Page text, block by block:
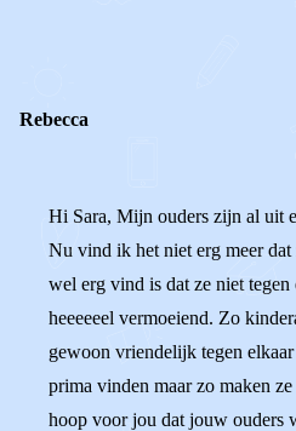
Rebecca
Hi Sara, Mijn ouders zijn al uit
Nu vind ik het niet erg meer
wel erg vind is dat ze niet
heeeeeel vermoeiend. Zo
gewoon vriendelijk tegen
prima vinden maar zo maken
hoop voor jou dat jouw ouders